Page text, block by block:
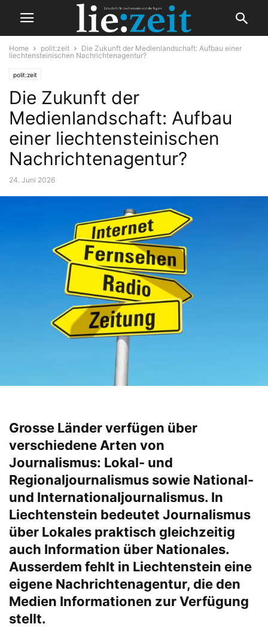
Home polit:zeit
Die Zukunft der Medienlandschaft: Aufbau einer
liechtensteinischen Nachrichtenagentur?
polit:zeit
Die Zukunft der
Medienlandschaft: Aufbau
einer liechtensteinischen
Nachrichtenagentur?
24. Juni 2026
Grosse Länder verfügen über
verschiedene Arten von
Journalismus: Lokal- und
Regionaljournalismus sowie National-
und Internationaljournalismus. In
Liechtenstein bedeutet Journalismus
über Lokales praktisch gleichzeitig
auch Information über Nationales.
Ausserdem fehlt in Liechtenstein eine
eigene Nachrichtenagentur, die den
Medien Informationen zur Verfügung
stellt.